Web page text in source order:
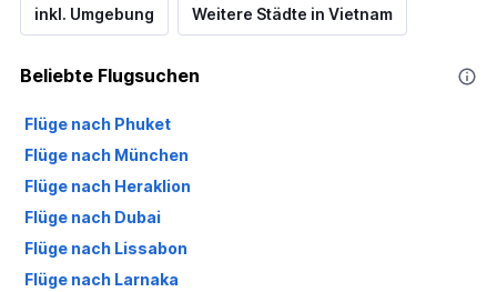
inkl. Umgebung Weitere Städte in Vietnam
Beliebte Flugsuchen
Flüge nach Phuket
Flüge nach München
Flüge nach Heraklion
Flüge nach Dubai
Flüge nach Lissabon
Flüge nach Larnaka